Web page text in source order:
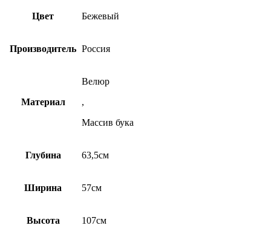
Цвет Бежевый
Производитель Россия
Материал
Велюр
,
Массив бука
Глубина 63,5см
Ширина 57см
Высота 107см